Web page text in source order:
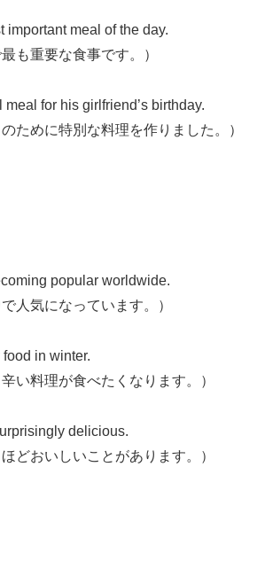
important meal of the day.
も重要な食事です。）
for his girlfriend’s birthday.
ために特別な料理を作りました。）
popular worldwide.
人気になっています。）
food in winter.
い料理が食べたくなります。）
delicious.
どおいしいことがあります。）